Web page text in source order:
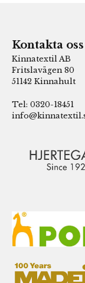
Kontakta oss
Kinnatextil AB
Fritslavägen 80
51142 Kinnahult
Tel: 0320-18451